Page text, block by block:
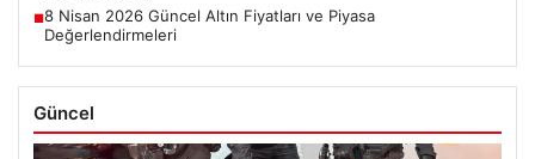
■8 Nisan 2026 Güncel Altın Fiyatları ve Piyasa
Değerlendirmeleri
Güncel